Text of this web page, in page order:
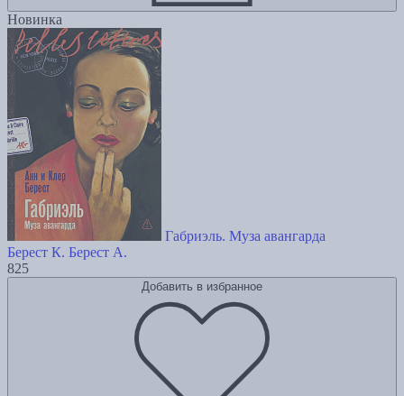
Новинка
Габриэль. Муза авангарда
Берест К. Берест А.
825
Добавить в избранное